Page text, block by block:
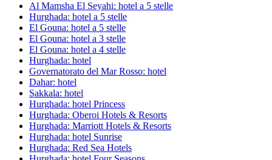
Al Mamsha El Seyahi: hotel a 5 stelle
Hurghada: hotel a 5 stelle
El Gouna: hotel a 5 stelle
El Gouna: hotel a 3 stelle
El Gouna: hotel a 4 stelle
Hurghada: hotel
Governatorato del Mar Rosso: hotel
Dahar: hotel
Sakkala: hotel
Hurghada: hotel Princess
Hurghada: Oberoi Hotels & Resorts
Hurghada: Marriott Hotels & Resorts
Hurghada: hotel Sunrise
Hurghada: Red Sea Hotels